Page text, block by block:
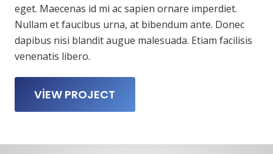
eget. Maecenas id mi ac sapien ornare imperdiet.
Nullam et faucibus urna, at bibendum ante. Donec
dapibus nisi blandit augue malesuada. Etiam facilisis
venenatis libero.
VIEW PROJECT